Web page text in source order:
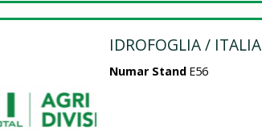
IDROFOGLIA / ITALIA
Numar Stand E56